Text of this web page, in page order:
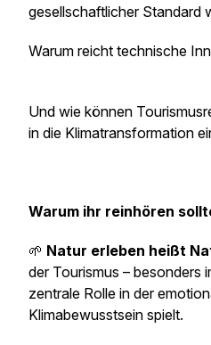
gesellschaftlicher Standard
Warum reicht technische
Und wie können
in die Klimatransformation
Warum ihr reinhören
🌱 Natur erleben heißt
der Tourismus – besonders
zentrale Rolle in der
Klimabewusstsein spielt.